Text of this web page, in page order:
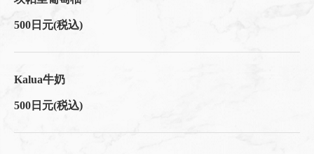
500日元(税込)
Kalua牛奶
500日元(税込)